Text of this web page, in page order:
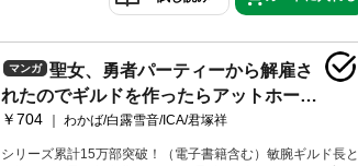
漫画 ＆ 原作・白露雪音先生による書き下ろしSSをW収録!!
試し読み カートに入れる
マンガ
聖女、勇者パーティーから解雇さ
れたのでギルドを作ったらアットホーム
な最強ギルドに育ちました。@COMIC 第